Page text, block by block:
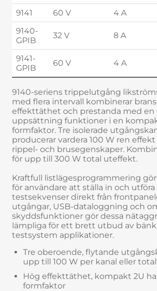
9141
60 V 4 A
9140-
GPIB
32 V 8 A
9141-
GPIB
60 V 4 A
9140-seriens trippelutgång
med flera intervall kombinerar
effekttäthet och prestanda med
uppsättning funktioner i en
formfaktor. Tre isolerade
producerar vardera 100 W ren
rippel- och brusegenskaper.
för upp till 300 W total uteffekt.
Kraftfull listlägesprogrammering
för användare att ställa in och
testsekvenser direkt från
utgångar, USB-dataloggning och
skyddsfunktioner gör dessa
lämpliga för ett brett utbud av
testsystem applikationer.
Tre oberoende, flytande
upp till 100 W per kanal eller
Hög effekttäthet, kompakt 2U
formfaktor